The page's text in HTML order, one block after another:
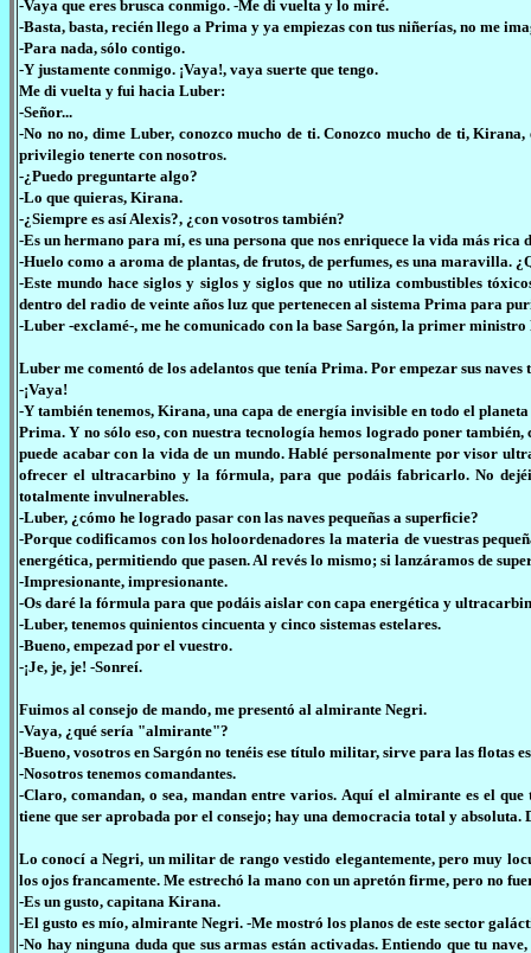
-Vaya que eres brusca conmigo. -Me di vuelta y lo miré.
-Basta, basta, recién llego a Prima y ya empiezas con tus niñerías, no me
-Para nada, sólo contigo.
-Y justamente conmigo. ¡Vaya!, vaya suerte que tengo.
Me di vuelta y fui hacia Luber:
-Señor...
-No no no, dime Luber, conozco mucho de ti. Conozco mucho de ti,
privilegio tenerte con nosotros.
-¿Puedo preguntarte algo?
-Lo que quieras, Kirana.
-¿Siempre es así Alexis?, ¿con vosotros también?
-Es un hermano para mí, es una persona que nos enriquece la vida más rica
-Huelo como a aroma de plantas, de frutos, de perfumes, es una maravilla.
-Este mundo hace siglos y siglos y siglos que no utiliza combustibles
dentro del radio de veinte años luz que pertenecen al sistema Prima para
-Luber -exclamé-, me he comunicado con la base Sargón, la primer
Luber me comentó de los adelantos que tenía Prima. Por empezar sus
-¡Vaya!
-Y también tenemos, Kirana, una capa de energía invisible en todo el
Prima. Y no sólo eso, con nuestra tecnología hemos logrado poner
puede acabar con la vida de un mundo. Hablé personalmente por visor
ofrecer el ultracarbino y la fórmula, para que podáis fabricarlo. No
totalmente invulnerables.
-Luber, ¿cómo he logrado pasar con las naves pequeñas a superficie?
-Porque codificamos con los holoordenadores la materia de vuestras
energética, permitiendo que pasen. Al revés lo mismo; si lanzáramos de
-Impresionante, impresionante.
-Os daré la fórmula para que podáis aislar con capa energética y
-Luber, tenemos quinientos cincuenta y cinco sistemas estelares.
-Bueno, empezad por el vuestro.
-¡Je, je, je! -Sonreí.
Fuimos al consejo de mando, me presentó al almirante Negri.
-Vaya, ¿qué sería "almirante"?
-Bueno, vosotros en Sargón no tenéis ese título militar, sirve para las flotas
-Nosotros tenemos comandantes.
-Claro, comandan, o sea, mandan entre varios. Aquí el almirante es el
tiene que ser aprobada por el consejo; hay una democracia total y
Lo conocí a Negri, un militar de rango vestido elegantemente, pero muy
los ojos francamente. Me estrechó la mano con un apretón firme, pero no
-Es un gusto, capitana Kirana.
-El gusto es mío, almirante Negri. -Me mostró los planos de este sector
-No hay ninguna duda que sus armas están activadas. Entiendo que tu